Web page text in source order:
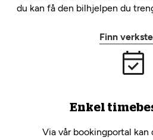
du kan få den bilhjelpen du
Finn
Enkel
Via vår bookingportal